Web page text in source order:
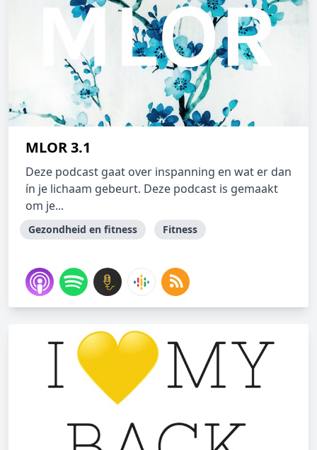
MLOR 3.1
Deze podcast gaat over inspanning en wat er dan
ín je lichaam gebeurt. Deze podcast is gemaakt
om je...
Gezondheid en fitness Fitness